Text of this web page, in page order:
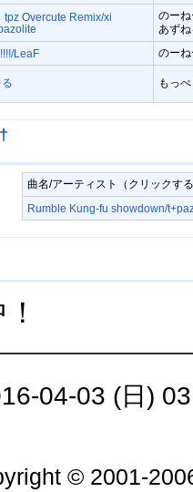
tpz Overcute Remix/xi
のー
あず
LeaF のー
もっぺ
†
曲名/アーティスト（クリックす
Rumble Kung-fu showdown/
04-03 (日)
© 2001-